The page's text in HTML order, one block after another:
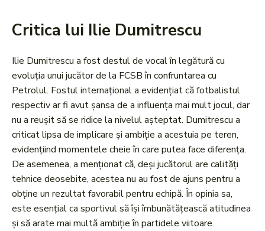
Critica lui Ilie Dumitrescu
Ilie Dumitrescu a fost destul de vocal în legătură cu
evoluția unui jucător de la FCSB în confruntarea cu
Petrolul. Fostul internațional a evidențiat că fotbalistul
respectiv ar fi avut șansa de a influența mai mult jocul, dar
nu a reușit să se ridice la nivelul așteptat. Dumitrescu a
criticat lipsa de implicare și ambiție a acestuia pe teren,
evidențiind momentele cheie în care putea face diferența.
De asemenea, a menționat că, deși jucătorul are calități
tehnice deosebite, acestea nu au fost de ajuns pentru a
obține un rezultat favorabil pentru echipă. În opinia sa,
este esențial ca sportivul să își îmbunătățească atitudinea
și să arate mai multă ambiție în partidele viitoare.